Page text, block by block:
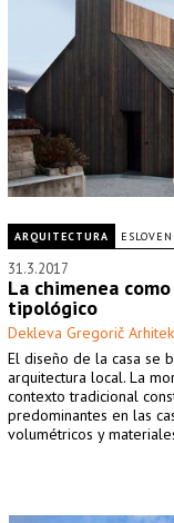
ARQUITECTURA
31.3.2017
La chimenea
tipológico
Dekleva Gregorič
El diseño de la casa se
arquitectura local. La
contexto tradicional
predominantes en las
volumétricos y